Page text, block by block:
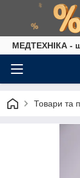
МЕДТЕХНІКА -
Товари та